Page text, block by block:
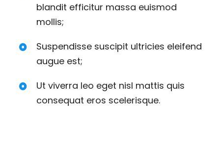
blandit efficitur massa euismod
mollis;
Suspendisse suscipit ultricies eleifend
augue est;
Ut viverra leo eget nisl mattis quis
consequat eros scelerisque.